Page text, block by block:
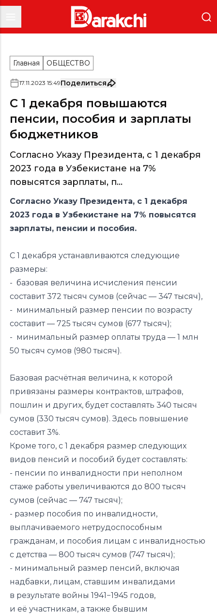
Главная ОБЩЕСТВО
17.11.2023 15:49Поделиться
С 1 декабря повышаются
пенсии, пособия и зарплаты
бюджетников
Согласно Указу Президента, с 1 декабря
2023 года в Узбекистане на 7%
повысятся зарплаты, п...
Согласно Указу Президента, с 1 декабря
2023 года в Узбекистане на 7% повысятся
зарплаты, пенсии и пособия.
С 1 декабря устанавливаются следующие
размеры:
- базовая величина исчисления пенсии
составит 372 тысяч сумов (сейчас — 347 тысяч),
- минимальный размер пенсии по возрасту
составит — 725 тысяч сумов (677 тысяч);
- минимальный размер оплаты труда — 1 млн
50 тысяч сумов (980 тысяч).
Базовая расчётная величина, к которой
привязаны размеры контрактов, штрафов,
пошлин и других, будет составлять 340 тысяч
сумов (330 тысяч сумов). Здесь повышение
составит 3%.
Кроме того, с 1 декабря размер следующих
видов пенсий и пособий будет составлять:
- пенсии по инвалидности при неполном
стаже работы увеличиваются до 800 тысяч
сумов (сейчас — 747 тысяч);
- размер пособия по инвалидности,
выплачиваемого нетрудоспособным
гражданам, и пособия лицам с инвалидностью
с детства — 800 тысяч сумов (747 тысяч);
- минимальный размер пенсий, включая
надбавки, лицам, ставшим инвалидами
в результате войны 1941−1945 годов,
и её участникам, а также бывшим